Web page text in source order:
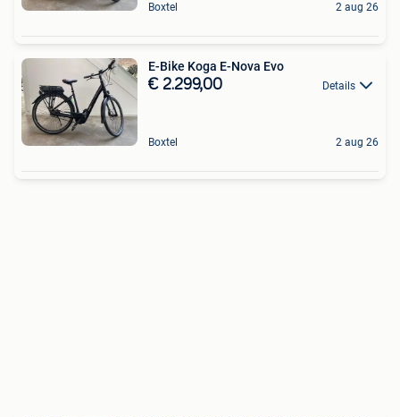
Boxtel 2 aug 26
E-Bike Koga E-Nova Evo
€ 2.299,00 Details
Boxtel 2 aug 26